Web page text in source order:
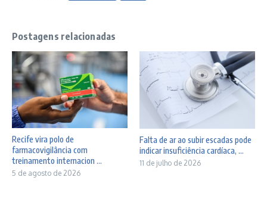
Postagens relacionadas
Recife vira polo de
farmacovigilância com
treinamento internacion ...
5 de agosto de 2026
Falta de ar ao subir escadas pode
indicar insuficiência cardíaca, ...
11 de julho de 2026